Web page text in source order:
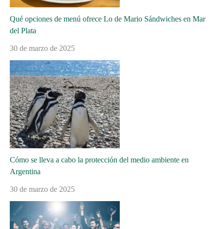
Qué opciones de menú ofrece Lo de Mario Sándwiches en Mar
del Plata
30 de marzo de 2025
Cómo se lleva a cabo la protección del medio ambiente en
Argentina
30 de marzo de 2025